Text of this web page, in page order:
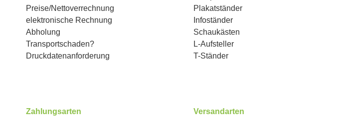
Preise/Nettoverrechnung
elektronische Rechnung
Abholung
Transportschaden?
Druckdatenanforderung
Plakatständer
Infoständer
Schaukästen
L-Aufsteller
T-Ständer
Zahlungsarten Versandarten